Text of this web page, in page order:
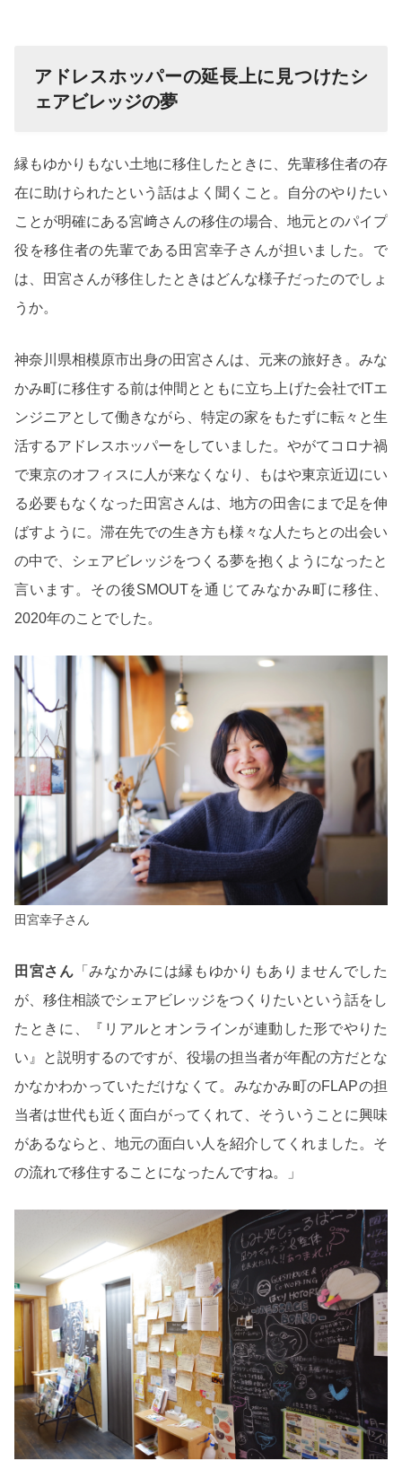
アドレスホッパーの延長上に見つけたシ
ェアビレッジの夢
縁もゆかりもない土地に移住したときに、先輩移住者の存
在に助けられたという話はよく聞くこと。自分のやりたい
ことが明確にある宮﨑さんの移住の場合、地元とのパイプ
役を移住者の先輩である田宮幸子さんが担いました。で
は、田宮さんが移住したときはどんな様子だったのでしょ
うか。
神奈川県相模原市出身の田宮さんは、元来の旅好き。みな
かみ町に移住する前は仲間とともに立ち上げた会社でITエ
ンジニアとして働きながら、特定の家をもたずに転々と生
活するアドレスホッパーをしていました。やがてコロナ禍
で東京のオフィスに人が来なくなり、もはや東京近辺にい
る必要もなくなった田宮さんは、地方の田舎にまで足を伸
ばすように。滞在先での生き方も様々な人たちとの出会い
の中で、シェアビレッジをつくる夢を抱くようになったと
言います。その後SMOUTを通じてみなかみ町に移住、
2020年のことでした。
田宮幸子さん
田宮さん 「みなかみには縁もゆかりもありませんでした
が、移住相談でシェアビレッジをつくりたいという話をし
たときに、『リアルとオンラインが連動した形でやりた
い』と説明するのですが、役場の担当者が年配の方だとな
かなかわかっていただけなくて。みなかみ町のFLAPの担
当者は世代も近く面白がってくれて、そういうことに興味
があるならと、地元の面白い人を紹介してくれました。そ
の流れで移住することになったんですね。」